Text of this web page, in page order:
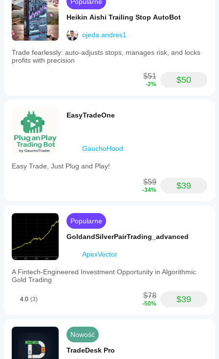
the
RSI-
2
closes
above
75,
with
the
and
both
EMAs
pointing
downwards.
Users
configure
levels
their
risk
preferences.
This
approach
integrates
and
entry
exit
sprawdza się
on w
rzeczywistym
użytkowaniu.
Heikin Aishi Trailing Stop AutoBot
ojeda.andres1
Trade fearlessly: auto-adjusts stops, manages risk, and locks
profits with precision
$51
-2% $50
EasyTradeOne
GauchoHood
Easy Trade, Just Plug and Play!
$59
-34% $39
Popularne
GoldandSilverPairTrading_advanced
ApexVector
A Fintech-Engineered Investment Opportunity in Algorithmic
Gold Trading
4.0 (3) $78
-50% $39
Nowość
TradeDesk Pro